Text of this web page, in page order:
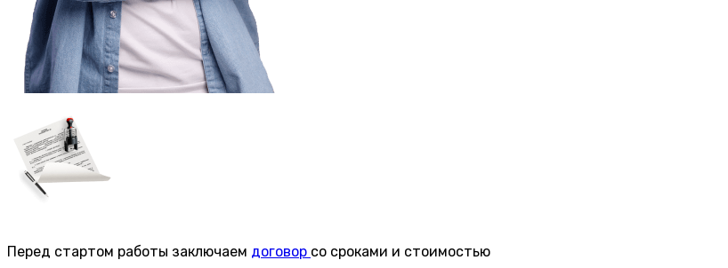
Перед стартом работы заключаем договор со сроками и стоимостью